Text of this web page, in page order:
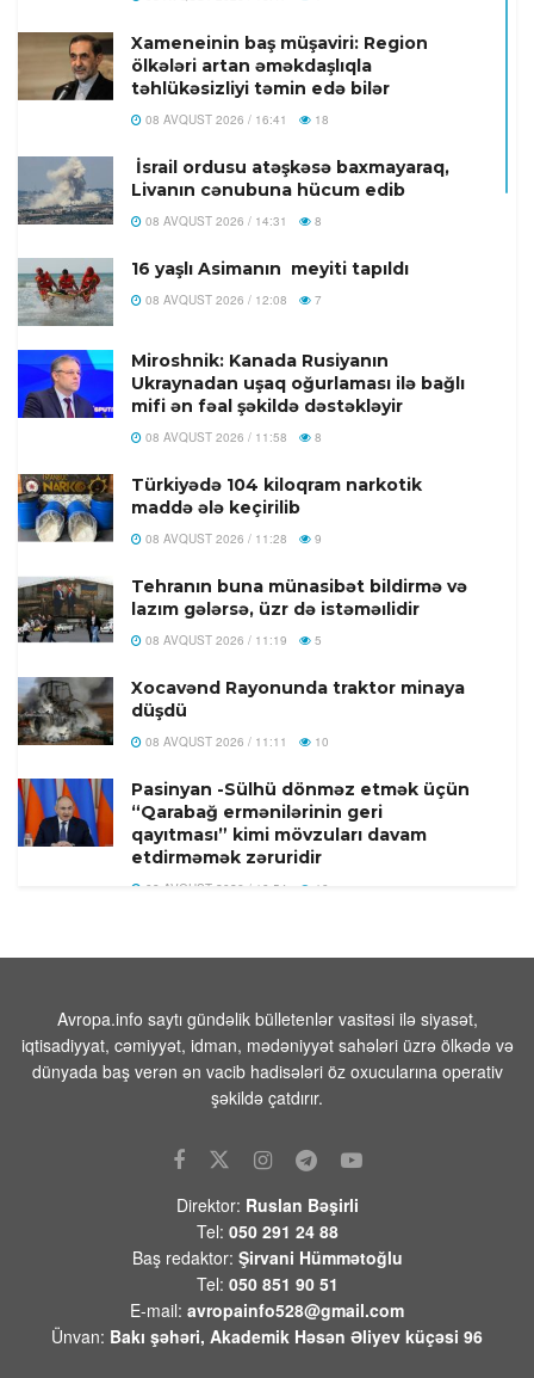
Xameneinin baş müşaviri: Region
ölkələri artan əməkdaşlıqla
təhlükəsizliyi təmin edə bilər
08 AVQUST 2026 / 16:41 18
İsrail ordusu atəşkəsə baxmayaraq,
Livanın cənubuna hücum edib
08 AVQUST 2026 / 14:31 8
16 yaşlı Asimanın meyiti tapıldı
08 AVQUST 2026 / 12:08 7
Miroshnik: Kanada Rusiyanın
Ukraynadan uşaq oğurlaması ilə bağlı
mifi ən fəal şəkildə dəstəkləyir
08 AVQUST 2026 / 11:58 8
Türkiyədə 104 kiloqram narkotik
maddə ələ keçirilib
08 AVQUST 2026 / 11:28 9
Tehranın buna münasibət bildirmə və
lazım gələrsə, üzr də istəməılidir
08 AVQUST 2026 / 11:19 5
Xocavənd Rayonunda traktor minaya
düşdü
08 AVQUST 2026 / 11:11 10
Pasinyan -Sülhü dönməz etmək üçün
“Qarabağ ermənilərinin geri
qayıtması” kimi mövzuları davam
etdirməmək zəruridir
08 AVQUST 2026 / 10:54 10
Türkiyə, Səudiyyə Ərəbistanı və
08 AVQUST 2026 / 10:33 11
Ermənistanın xarici siyasətindəki
ziddiyyətləri bir daha üzə çıxardı
Bərdə rayonunda əkin sahəsindən
08 AVQUST 2026 / 9:51 10
Yəmən ordusu Husilərə qarşı əməliyyat
08 AVQUST 2026 / 9:40 7
Avropa.info saytı gündəlik bülletenlər vasitəsi ilə siyasət,
iqtisadiyyat, cəmiyyət, idman, mədəniyyət sahələri üzrə ölkədə və
dünyada baş verən ən vacib hadisələri öz oxucularına operativ
şəkildə çatdırır.
Direktor: Ruslan Bəşirli
Tel: 050 291 24 88
Baş redaktor: Şirvani Hümmətoğlu
Tel: 050 851 90 51
E-mail: avropainfo528@gmail.com
Ünvan: Bakı şəhəri, Akademik Həsən Əliyev küçəsi 96